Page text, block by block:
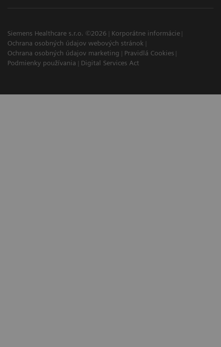
Siemens Healthcare s.r.o. ©2026
Korporátne informácie
Ochrana osobných údajov webových stránok
Ochrana osobných údajov marketing
Pravidlá Cookies
Podmienky používania
Digital Services Act